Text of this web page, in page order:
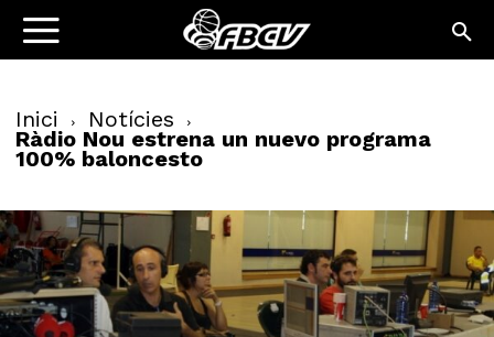
Inici Notícies
Ràdio Nou estrena un nuevo programa
100% baloncesto